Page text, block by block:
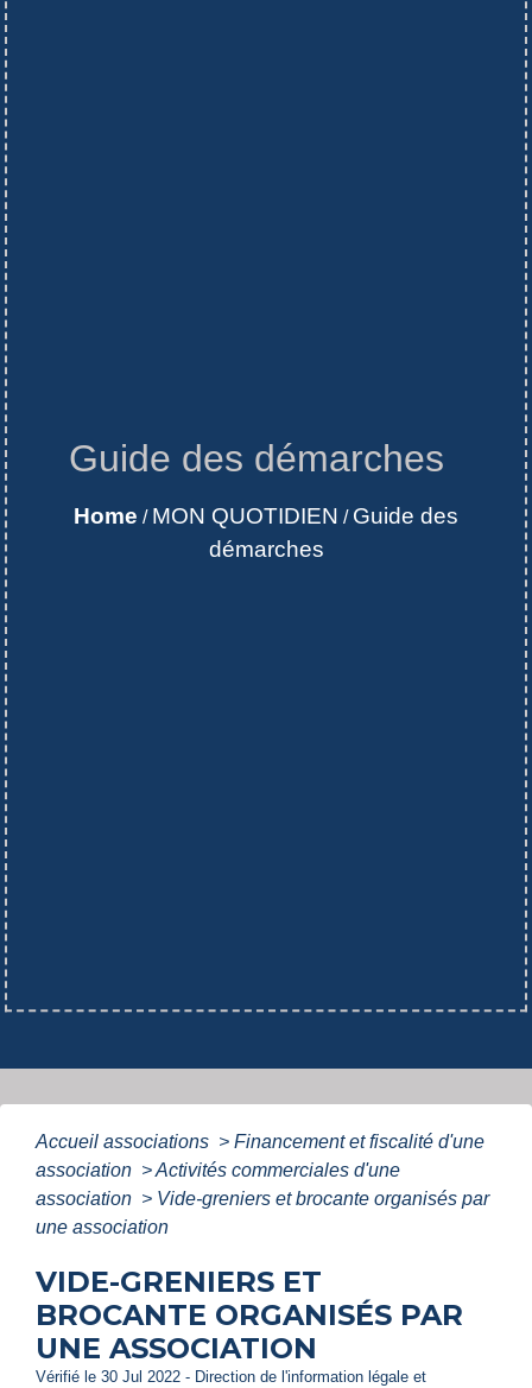
Guide des démarches
Home / MON QUOTIDIEN / Guide des
démarches
Accueil associations > Financement et fiscalité d'une
association >Activités commerciales d'une
association > Vide-greniers et brocante organisés par
une association
VIDE-GRENIERS ET
BROCANTE ORGANISÉS PAR
UNE ASSOCIATION
Vérifié le 30 Jul 2022 - Direction de l'information légale et